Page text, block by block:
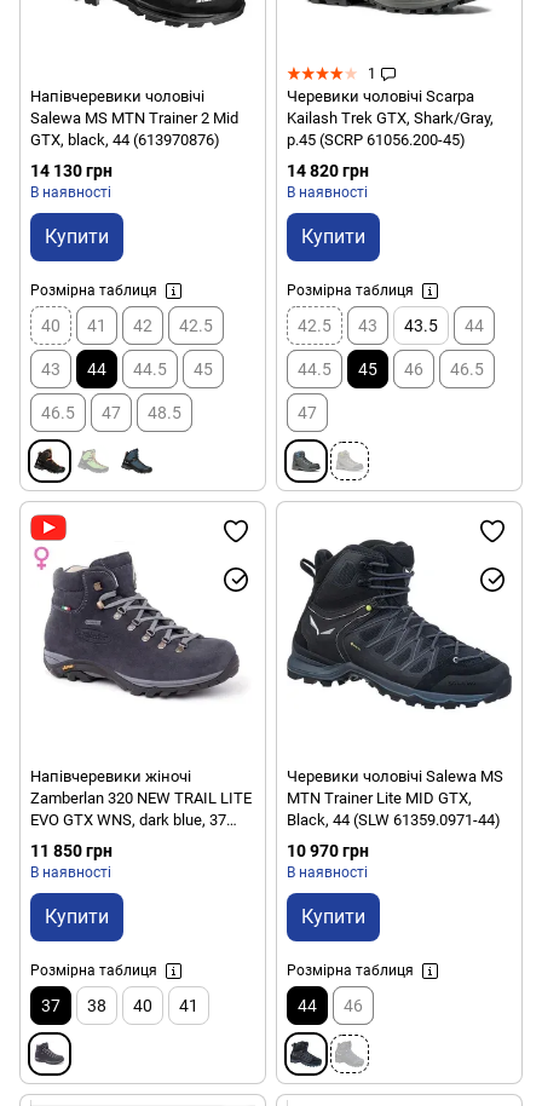
Напівчеревики чоловічі
Salewa MS MTN Trainer 2 Mid
GTX, black, 44 (613970876)
14 130 грн
В наявності
Купити
Розмірна таблиця
40 41 42 42.5
43 44 44.5 45
46.5 47 48.5
1
Черевики чоловічі Scarpa
Kailash Trek GTX, Shark/Gray,
р.45 (SCRP 61056.200-45)
14 820 грн
В наявності
Купити
Розмірна таблиця
42.5 43 43.5 44
44.5 45 46 46.5
47
Напівчеревики жіночі
Zamberlan 320 NEW TRAIL LITE
EVO GTX WNS, dark blue, 37
(006.2447)
11 850 грн
В наявності
Купити
Розмірна таблиця
37 38 40 41
Черевики чоловічі Salewa MS
MTN Trainer Lite MID GTX,
Black, 44 (SLW 61359.0971-44)
10 970 грн
В наявності
Купити
Розмірна таблиця
44 46